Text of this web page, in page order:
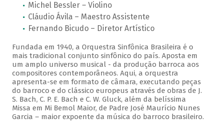
Michel Bessler – Violino
Cláudio Ávila – Maestro Assistente
Fernando Bicudo – Diretor Artístico
Fundada em 1940, a Orquestra Sinfônica Brasileira é o
mais tradicional conjunto sinfônico do país. Aposta em
um amplo universo musical - da produção barroca aos
compositores contemporâneos. Aqui, a orquestra
apresenta-se em formato de câmara, executando peças
do barroco e do clássico europeus através de obras de J.
S. Bach, C. P. E. Bach e C. W. Gluck, além da belíssima
Missa em Mi Bemol Maior, de Padre José Maurício Nunes
Garcia – maior expoente da música do barroco brasileiro.